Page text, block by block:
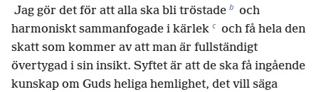
Jag gör det för att alla ska bli tröstade b och
harmoniskt sammanfogade i kärlek c och få hela den
skatt som kommer av att man är fullständigt
övertygad i sin insikt. Syftet är att de ska få ingående
kunskap om Guds heliga hemlighet, det vill säga